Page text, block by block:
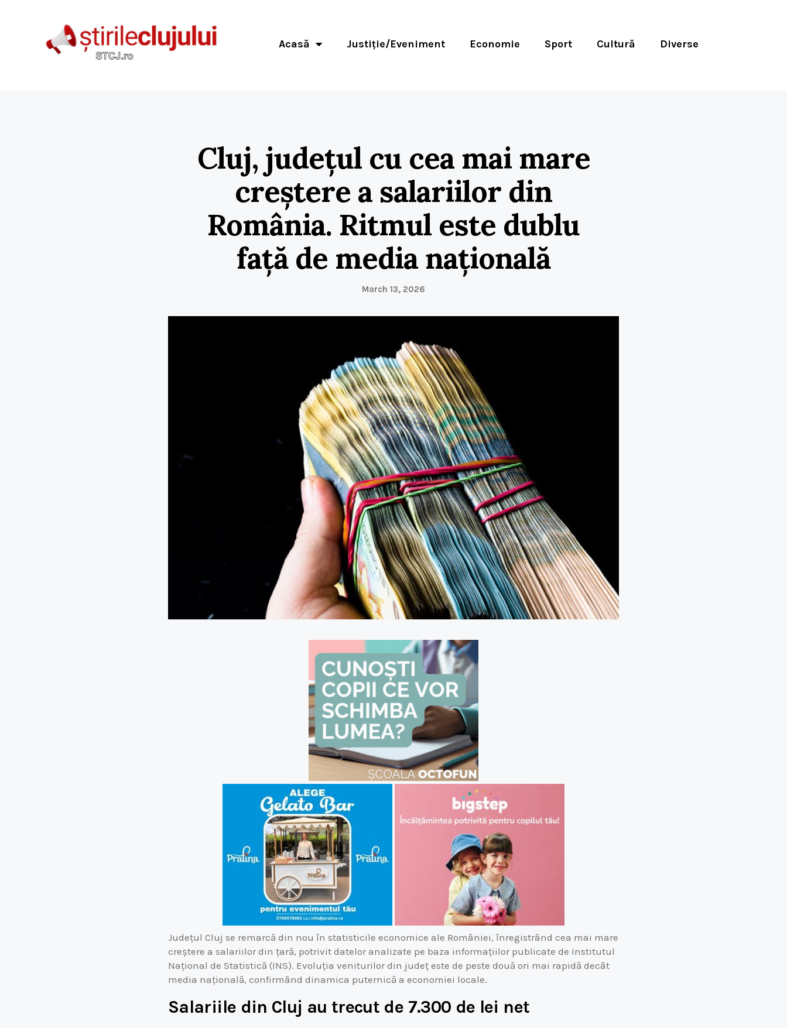
Acasă Justiție/Eveniment Economie Sport Cultură Diverse
Cluj, județul cu cea mai mare
creștere a salariilor din
România. Ritmul este dublu
față de media națională
March 13, 2026
Județul Cluj se remarcă din nou în statisticile economice ale României, înregistrând cea mai mare
creștere a salariilor din țară, potrivit datelor analizate pe baza informațiilor publicate de Institutul
Național de Statistică (INS). Evoluția veniturilor din județ este de peste două ori mai rapidă decât
media națională, confirmând dinamica puternică a economiei locale.
Salariile din Cluj au trecut de 7.300 de lei net